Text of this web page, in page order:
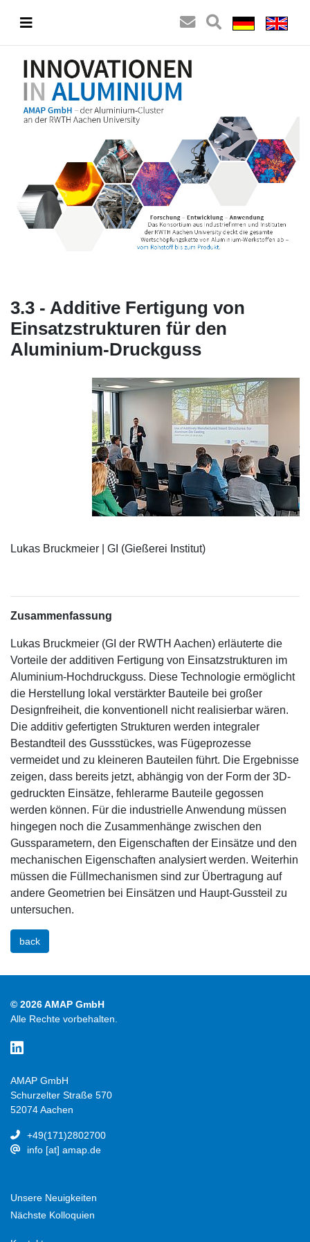
3.3 - Additive Fertigung von
Einsatzstrukturen für den
Aluminium-Druckguss
Lukas Bruckmeier | GI (Gießerei Institut)
Zusammenfassung
Lukas Bruckmeier (GI der RWTH Aachen) erläuterte die
Vorteile der additiven Fertigung von Einsatzstrukturen im
Aluminium-Hochdruckguss. Diese Technologie ermöglicht
die Herstellung lokal verstärkter Bauteile bei großer
Designfreiheit, die konventionell nicht realisierbar wären.
Die additiv gefertigten Strukturen werden integraler
Bestandteil des Gussstückes, was Fügeprozesse
vermeidet und zu kleineren Bauteilen führt. Die Ergebnisse
zeigen, dass bereits jetzt, abhängig von der Form der 3D-
gedruckten Einsätze, fehlerarme Bauteile gegossen
werden können. Für die industrielle Anwendung müssen
hingegen noch die Zusammenhänge zwischen den
Gussparametern, den Eigenschaften der Einsätze und den
mechanischen Eigenschaften analysiert werden. Weiterhin
müssen die Füllmechanismen sind zur Übertragung auf
andere Geometrien bei Einsätzen und Haupt-Gussteil zu
untersuchen.
back
© 2026 AMAP GmbH
Alle Rechte vorbehalten.
AMAP GmbH
Schurzelter Straße 570
52074 Aachen
+49(171)2802700
info [at] amap.de
Unsere Neuigkeiten
Nächste Kolloquien